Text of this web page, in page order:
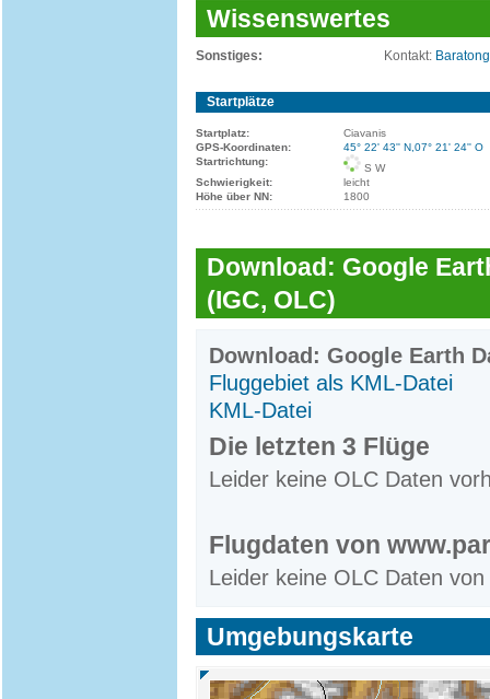
Wissenswertes
Sonstiges: Kontakt:
Startplätze
Startplatz:
Ciavanis
GPS-Koordinaten:
45° 22' 43'' N,07° 21' 24'' O
Startrichtung:
S W
Schwierigkeit:
leicht
Höhe über NN:
1800
Download: Google
(IGC, OLC)
Download: Google Earth
Fluggebiet als KML-Datei
KML-Datei
Die letzten 3 Flüge
Leider keine OLC Daten
Flugdaten von
Leider keine OLC Daten
Umgebungskarte